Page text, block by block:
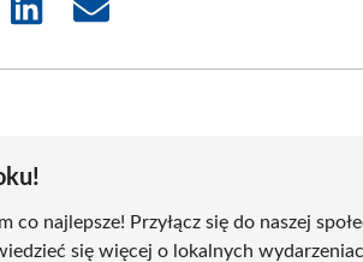
Share
Share
najlepsze! Przyłącz się do naszej
się więcej o lokalnych